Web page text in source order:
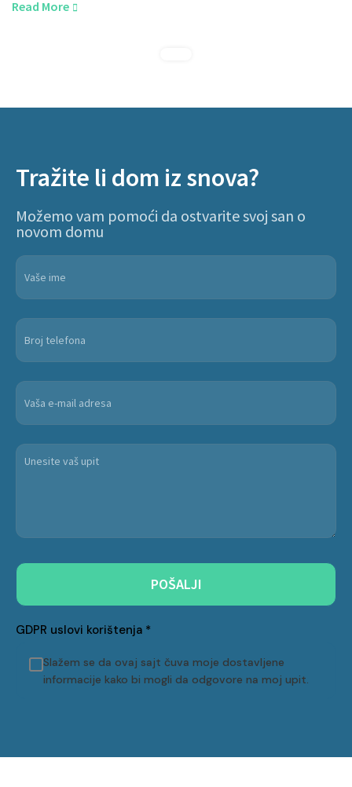
Read More
Tražite li dom iz snova?
Možemo vam pomoći da ostvarite svoj san o
novom domu
POŠALJI
GDPR uslovi korištenja *
Slažem se da ovaj sajt čuva moje dostavljene
informacije kako bi mogli da odgovore na moj upit.